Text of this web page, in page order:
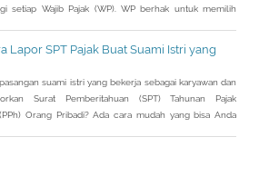
setiap Wajib Pajak (WP). WP berhak untuk memilih
wajar harta.
Lapor SPT Pajak Buat Suami Istri yang
suami istri yang bekerja sebagai karyawan dan
Surat Pemberitahuan (SPT) Tahunan Pajak
Orang Pribadi? Ada cara mudah yang bisa Anda